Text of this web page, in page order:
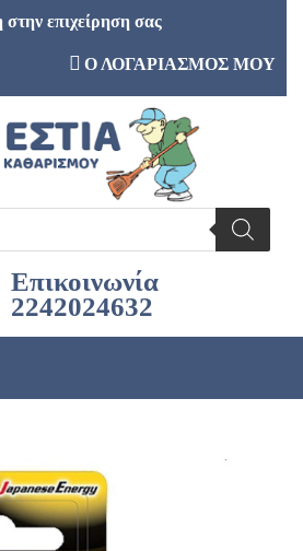
επιχείρηση σας
Ο ΛΟΓΑΡΙΑΣΜΟΣ ΜΟΥ
Επικοινωνία
2242024632